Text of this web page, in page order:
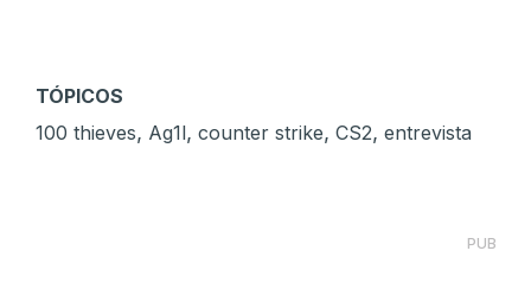
TÓPICOS
100 thieves, Ag1l, counter strike, CS2, entrevista
PUB